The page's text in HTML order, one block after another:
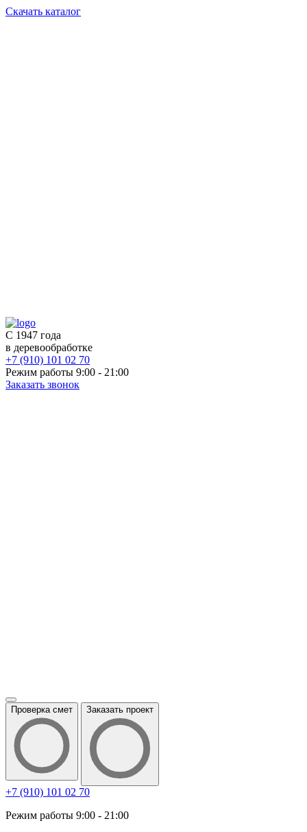
Скачать каталог
С 1947 года
в деревообработке
+7 (910) 101 02 70
Режим работы 9:00 - 21:00
Заказать звонок
Проверка смет Заказать проект
+7 (910) 101 02 70
Режим работы 9:00 - 21:00